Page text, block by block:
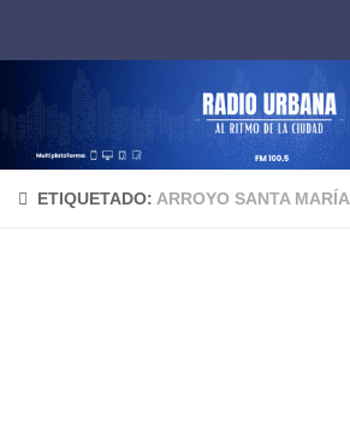
ETIQUETADO: ARROYO SANTA MARÍA